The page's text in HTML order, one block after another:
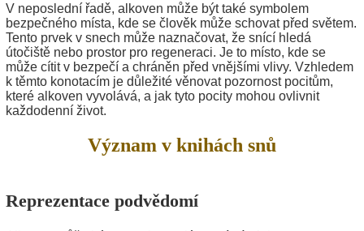
V neposlední řadě, alkoven může být také symbolem
bezpečného místa, kde se člověk může schovat před světem.
Tento prvek v snech může naznačovat, že snící hledá
útočiště nebo prostor pro regeneraci. Je to místo, kde se
může cítit v bezpečí a chráněn před vnějšími vlivy. Vzhledem
k těmto konotacím je důležité věnovat pozornost pocitům,
které alkoven vyvolává, a jak tyto pocity mohou ovlivnit
každodenní život.
Význam v knihách snů
Reprezentace podvědomí